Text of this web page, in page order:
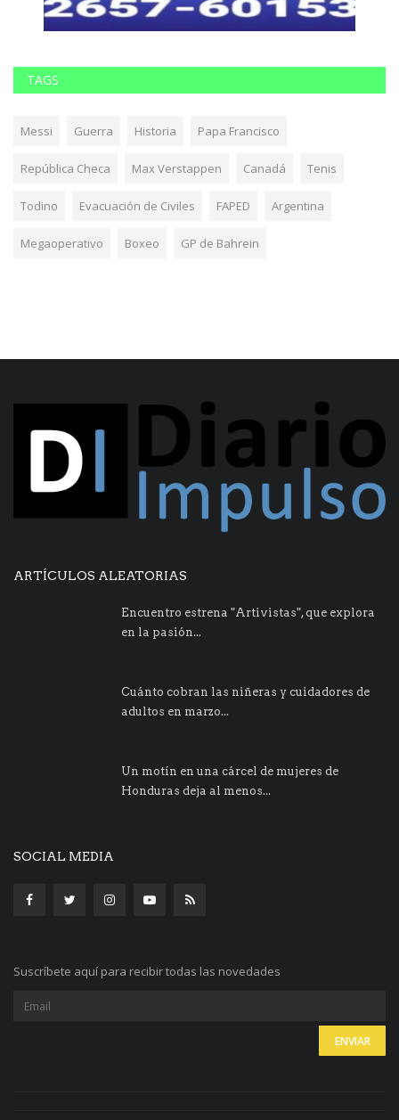
TAGS
Messi Guerra Historia Papa Francisco
República Checa Max Verstappen Canadá Tenis
Todino Evacuación de Civiles FAPED Argentina
Megaoperativo Boxeo GP de Bahrein
ARTÍCULOS ALEATORIAS
Encuentro estrena "Artivistas", que explora
en la pasión...
Cuánto cobran las niñeras y cuidadores de
adultos en marzo...
Un motín en una cárcel de mujeres de
Honduras deja al menos...
SOCIAL MEDIA
Suscríbete aquí para recibir todas las novedades